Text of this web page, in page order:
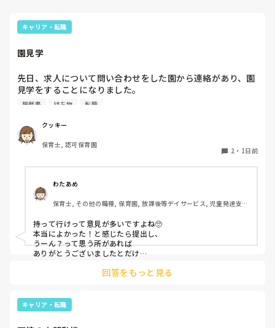
キャリア・転職
園見学
先日、求人について問い合わせをした園から連絡があり、園
見学をすることになりました。
私としては求人に応募したという認識ですが、『園見学をご
問しましたが、見学なので特にありませんとのこと
このような場合は本当に見学だけで終了なのでしょうか？
でしょうか？
履歴書 持ち物 転職
クッキー
保育士, 認可保育園
2 ・ 1日前
わたあめ
保育士, その他の職種, 保育園, 放課後等デイサービス, 児童発達支援
持って行けって意見が多いですよね🥺
本当によかった！と感じたら提出し、
うーん？って思う所があれば
ありがとうございましたとだけ
回答をもっと見る
キャリア・転職